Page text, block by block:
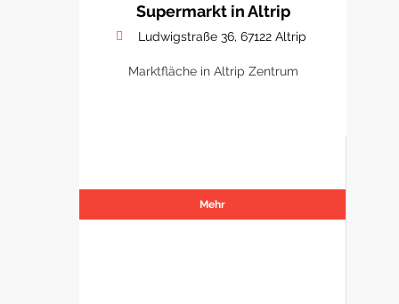
Supermarkt in Altrip
Ludwigstraße 36, 67122 Altrip
Marktfläche in Altrip Zentrum
Mehr